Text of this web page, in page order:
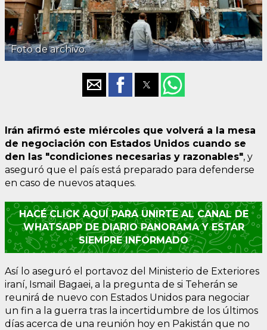
Foto de archivo.
Irán afirmó este miércoles que volverá a la mesa
de negociación con Estados Unidos cuando se
den las "condiciones necesarias y razonables", y
aseguró que el país está preparado para defenderse
en caso de nuevos ataques.
HACÉ CLICK AQUÍ PARA UNIRTE AL CANAL DE
WHATSAPP DE DIARIO PANORAMA Y ESTAR
SIEMPRE INFORMADO
Así lo aseguró el portavoz del Ministerio de Exteriores
iraní, Ismail Bagaei, a la pregunta de si Teherán se
reunirá de nuevo con Estados Unidos para negociar
un fin a la guerra tras la incertidumbre de los últimos
días acerca de una reunión hoy en Pakistán que no